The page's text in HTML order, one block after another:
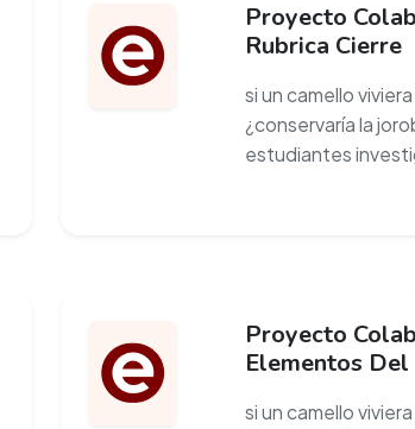
Proyecto
Rubrica Cierre
si un camello
¿conservaría la
estudiantes
Proyecto
Elementos
si un camello